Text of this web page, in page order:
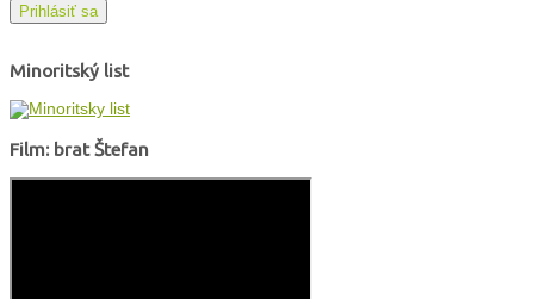
Prihlásiť sa
Minoritský list
Film: brat Štefan